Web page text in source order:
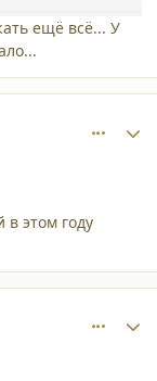
ещё всё... У
этом году